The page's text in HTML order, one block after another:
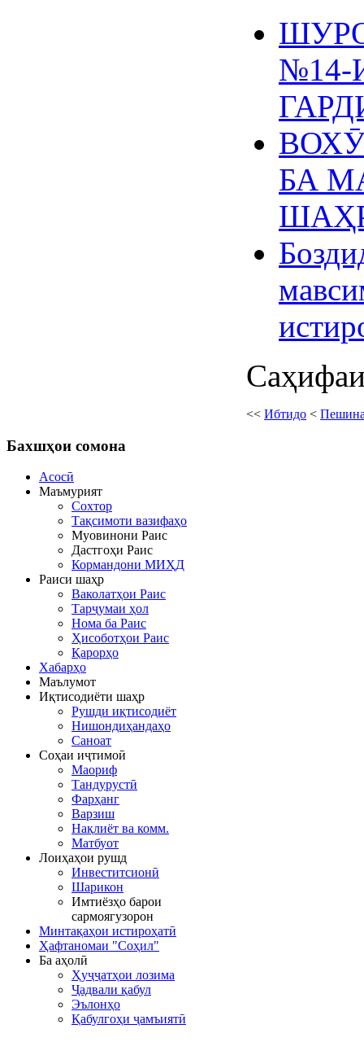
№14-
БА
<< Ибтидо <
Бахшҳои сомона
Асосӣ
Маъмурият
Сохтор
Тақсимоти вазифаҳо
Муовинони Раис
Дастгоҳи Раис
Кормандони МИҲД
Раиси шаҳр
Ваколатҳои Раис
Тарҷумаи ҳол
Нома ба Раис
Ҳисоботҳои Раис
Қарорҳо
Хабарҳо
Маълумот
Иқтисодиёти шаҳр
Рушди иқтисодиёт
Нишондиҳандаҳо
Саноат
Соҳаи иҷтимоӣ
Маориф
Тандурустӣ
Фарҳанг
Варзиш
Нақлиёт ва комм.
Матбуот
Лоиҳаҳои рушд
Инвеститсионӣ
Шарикон
Имтиёзҳо барои
сармоягузорон
Минтақаҳои истироҳатӣ
Ҳафтаномаи "Соҳил"
Ба аҳолӣ
Ҳуҷҷатҳои лозима
Ҷадвали қабул
Эълонҳо
Қабулгоҳи ҷамъиятӣ